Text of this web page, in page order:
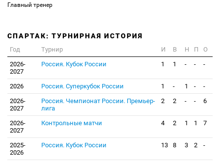
Главный тренер
СПАРТАК: ТУРНИРНАЯ ИСТОРИЯ
Год Турнир И В Н П
О
2026-
2027
Россия. Кубок России 1 1 - - -
2026 Россия. Суперкубок России 1 - 1 -
-
2026-
2027
Россия. Чемпионат России. Премьер-
лига
2 2 - - 6
2026-
2027
Контрольные матчи 4 2 1 1 7
2025-
2026
Россия. Кубок России 13 8 3 2 -